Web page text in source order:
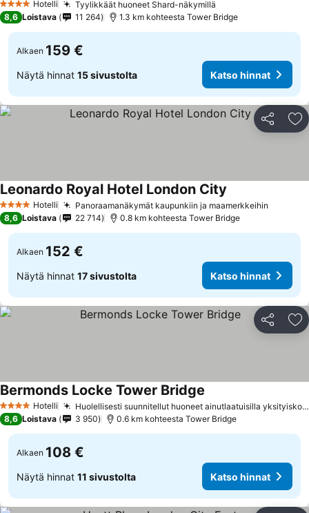
4 Tähtiluokitus
Hotelli
Tyylikkäät huoneet Shard-näkymillä
8,6 Loistava 11 264 1.3 km kohteesta Tower Bridge
Alkaen 159 €
Näytä hinnat 15 sivustolta Katso hinnat
Jaa
4 Tähtiluokitus
Hotelli Panoraamanäkymät kaupunkiin ja maamerkkeihin
Leonardo Royal Hotel London City
8,6 Loistava 22 714 0.8 km kohteesta Tower Bridge
Alkaen 152 €
Näytä hinnat 17 sivustolta Katso hinnat
Jaa
4 Tähtiluokitus
Hotelli Huolellisesti suunnitellut huoneet ainutlaatuisilla yksityiskohdilla
Bermonds Locke Tower Bridge
8,6 Loistava 3 950 0.6 km kohteesta Tower Bridge
Alkaen 108 €
Näytä hinnat 11 sivustolta Katso hinnat